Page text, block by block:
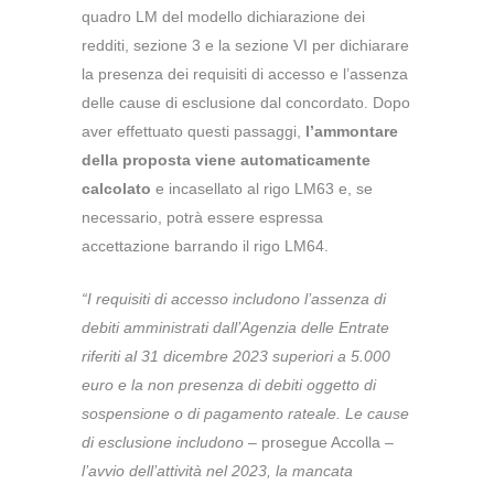
quadro LM del modello dichiarazione dei
redditi, sezione 3 e la sezione VI per dichiarare
la presenza dei requisiti di accesso e l’assenza
delle cause di esclusione dal concordato. Dopo
aver effettuato questi passaggi,
l’ammontare
della proposta viene automaticamente
calcolato e incasellato al rigo LM63 e, se
necessario, potrà essere espressa
accettazione barrando il rigo LM64.
“I requisiti di accesso includono l’assenza di
debiti amministrati dall’Agenzia delle Entrate
riferiti al 31 dicembre 2023 superiori a 5.000
euro e la non presenza di debiti oggetto di
sospensione o di pagamento rateale. Le cause
di esclusione includono – prosegue Accolla –
l’avvio dell’attività nel 2023, la mancata